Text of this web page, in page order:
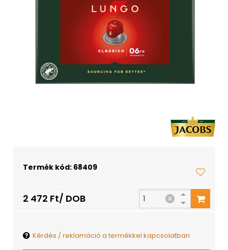
Termék kód: 68409
2 472 Ft/ DOB
Kérdés / reklamáció a termékkel kapcsolatban